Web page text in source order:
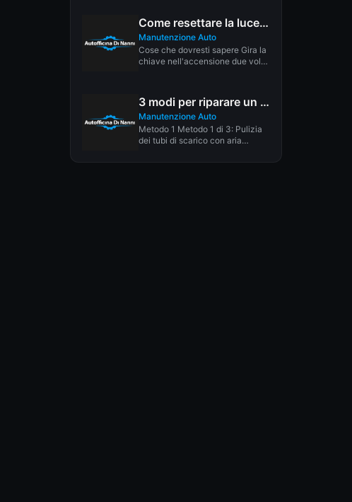
Come resettare la luce di manutenzione in pochi secondi
Manutenzione Auto
Cose che dovresti sapere Gira la
chiave nell'accensione due volte
3 modi per riparare un tetto apribile che perde
Manutenzione Auto
Metodo 1 Metodo 1 di 3: Pulizia
dei tubi di scarico con aria